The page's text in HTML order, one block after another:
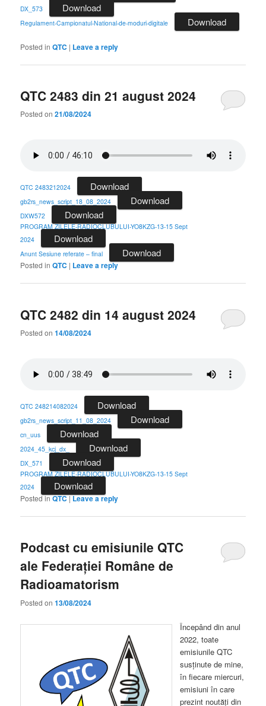
DX_573 Download
Regulament-Campionatul-National-de-moduri-digitale Download
Posted in QTC | Leave a reply
QTC 2483 din 21 august 2024
Posted on21/08/2024
QTC 2483212024 Download
gb2rs_news_script_18_08_2024 Download
DXW572 Download
PROGRAM ZILELE-RADIOCLUBULUI-YO8KZG-13-15 Sept
2024
Download
Anunt Sesiune referate – final Download
Posted in QTC | Leave a reply
QTC 2482 din 14 august 2024
Posted on14/08/2024
QTC 248214082024 Download
gb2rs_news_script_11_08_2024 Download
cn_uus Download
2024_45_kcj_dx_ Download
DX_571 Download
PROGRAM ZILELE-RADIOCLUBULUI-YO8KZG-13-15 Sept
2024
Download
Posted inQTC|Leave a reply
Podcast cu emisiunile QTC
ale Federației Române de
Radioamatorism
Posted on13/08/2024
Începând din anul
2022, toate
emisiunile QTC
susținute de mine,
în fiecare miercuri,
emisiuni în care
prezint noutăți din